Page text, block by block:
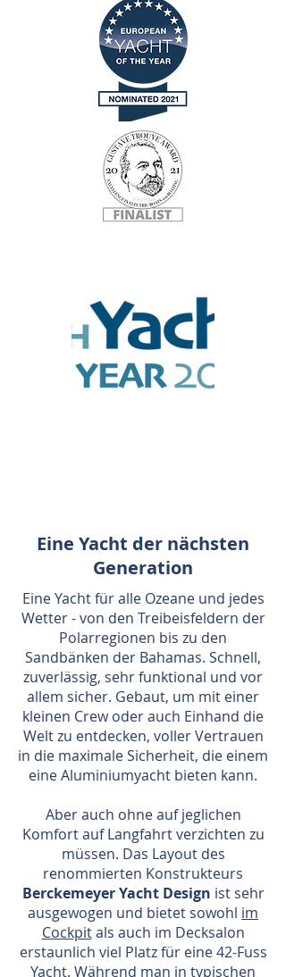
Eine Yacht der nächsten
Generation
Eine Yacht für alle Ozeane und jedes
Wetter - von den Treibeisfeldern der
Polarregionen bis zu den
Sandbänken der Bahamas. Schnell,
zuverlässig, sehr funktional und vor
allem sicher. Gebaut, um mit einer
kleinen Crew oder auch Einhand die
Welt zu entdecken, voller Vertrauen
in die maximale Sicherheit, die einem
eine Aluminiumyacht bieten kann.
Aber auch ohne auf jeglichen
Komfort auf Langfahrt verzichten zu
müssen. Das Layout des
renommierten Konstrukteurs
Berckemeyer Yacht Design ist sehr
ausgewogen und bietet sowohl im
Cockpitals auch im Decksalon
erstaunlich viel Platz für eine 42-Fuss
Yacht. Während man in typischen